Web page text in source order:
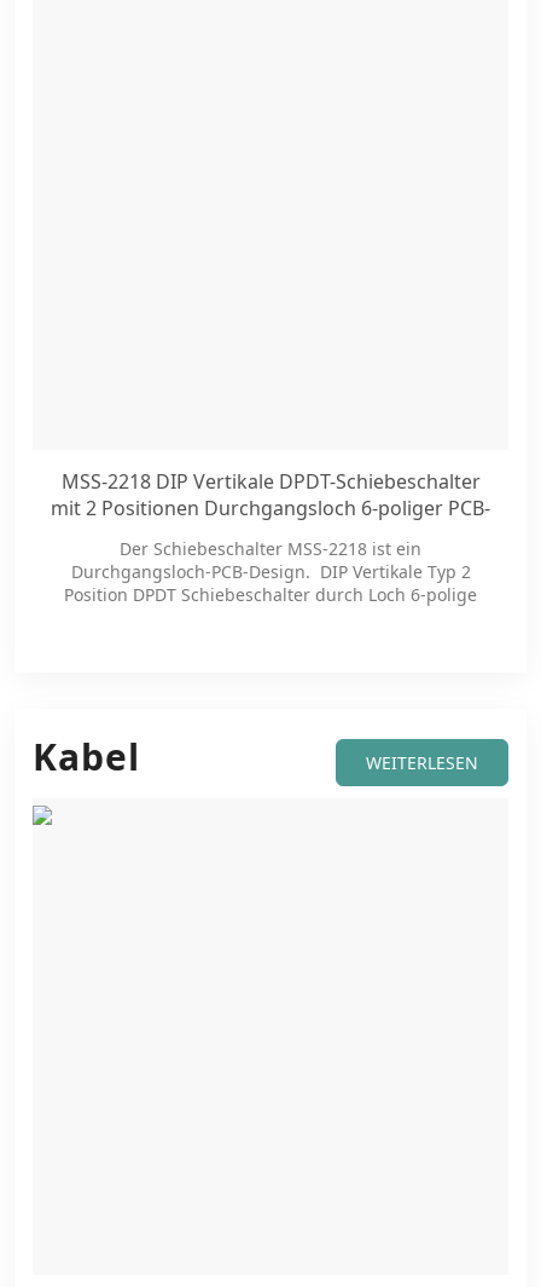
MSS-2218 DIP Vertikale DPDT-Schiebeschalter
mit 2 Positionen Durchgangsloch 6-poliger PCB-
Der Schiebeschalter MSS-2218 ist ein
Durchgangsloch-PCB-Design. DIP Vertikale Typ 2
Position DPDT Schiebeschalter durch Loch 6-polige
Kabel WEITERLESEN